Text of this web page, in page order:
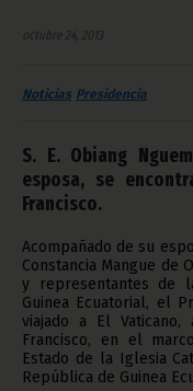
octubre 24, 2013
Noticias Presidencia
S. E. Obiang
esposa, se
Francisco.
Acompañado de su
Constancia Mangue de
y representantes de
Guinea Ecuatorial, el
viajado a El
Francisco, en el
Estado de la Iglesia
República de Guinea